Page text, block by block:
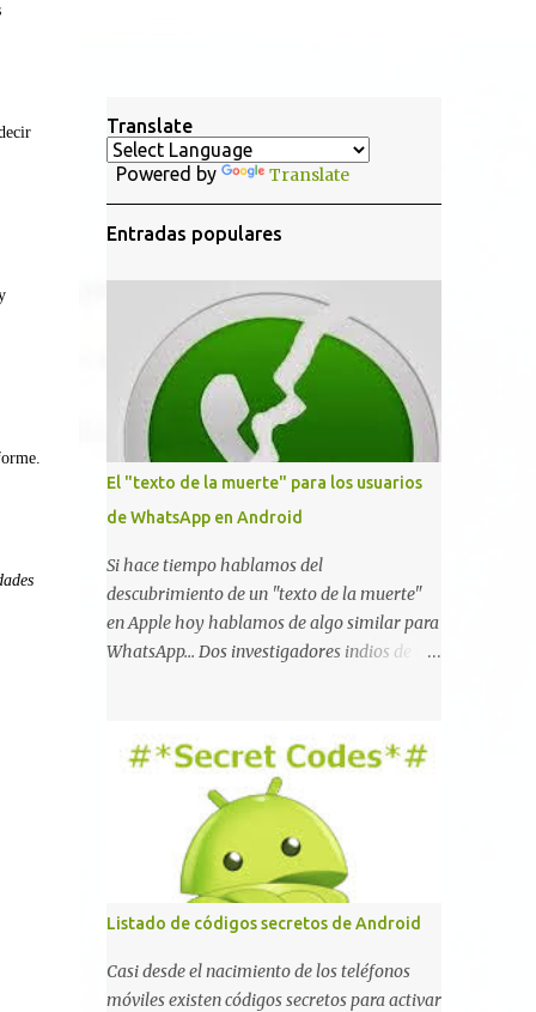
Translate
Powered by Translate
Entradas populares
El "texto de la muerte" para los usuarios
de WhatsApp en Android
Si hace tiempo hablamos del
descubrimiento de un "texto de la muerte"
en Apple hoy hablamos de algo similar para
WhatsApp... Dos investigadores indios de tan
que la aplicación se detenga por completo al
intentar leer un sólo mensaje de 2000
caracteres especiales y tan sólo 2 KB de
tamaño. La vulnerabilidad ha sido probada
y funciona correctamente en la mayoría de
las versiones de Android y de WhatsApp
incluyendo la 2.11.431 y 2.11.432. Sin embargo
todavía no se ha probado en iOS y Windows
no parece ser vulnerable. Esto podría
provocar que se extienda como una pesada
Listado de códigos secretos de Android
Casi desde el nacimiento de los teléfonos
móviles existen códigos secretos para activar